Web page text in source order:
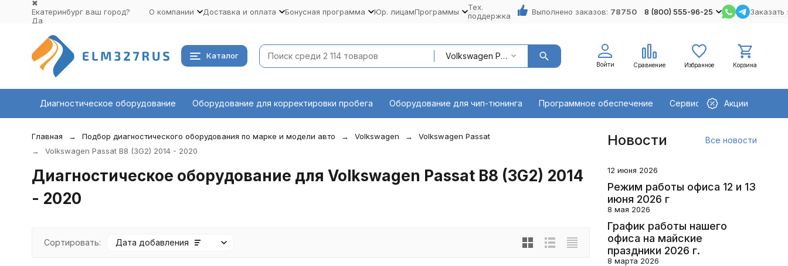
✖
Екатеринбург ваш город?
Да
О компании Доставка и оплата Бонусная программа Юр. лицамПрограммы
Тех.
поддержка
Выполнено заказов: 78750 8 (800) 555-96-25 Заказать
Каталог Volkswagen Passat B8 (3G2) 2014 - 2020
Войти Сравнение Избранное Корзина
Диагностическое оборудование Оборудование для корректировки пробега Оборудование для чип-тюнинга Программное обеспечение Сервисное оборудование
Акции
Главная Подбор диагностического оборудования по марке и модели авто Volkswagen
Volkswagen Passat
Volkswagen Passat B8 (3G2) 2014 - 2020
Диагностическое оборудование для Volkswagen Passat B8 (3G2) 2014
- 2020
Сортировать: Дата добавления
Новости Все новости
12 июня 2026
Режим работы офиса 12 и 13
июня 2026 г
8 мая 2026
График работы нашего
офиса на майские
праздники 2026 г.
8 марта 2026